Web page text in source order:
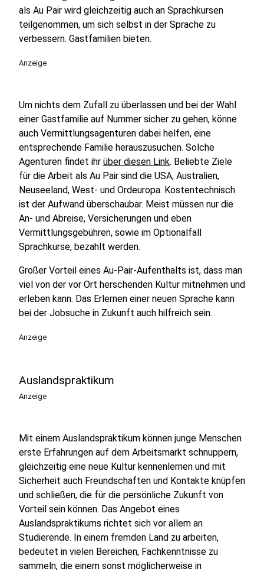
als Au Pair wird gleichzeitig auch an Sprachkursen
teilgenommen, um sich selbst in der Sprache zu
verbessern. Gastfamilien bieten.
Anzeige
Um nichts dem Zufall zu überlassen und bei der Wahl
einer Gastfamilie auf Nummer sicher zu gehen, könne
auch Vermittlungsagenturen dabei helfen, eine
entsprechende Familie herauszusuchen. Solche
Agenturen findet ihr über diesen Link. Beliebte Ziele
für die Arbeit als Au Pair sind die USA, Australien,
Neuseeland, West- und Ordeuropa. Kostentechnisch
ist der Aufwand überschaubar. Meist müssen nur die
An- und Abreise, Versicherungen und eben
Vermittlungsgebühren, sowie im Optionalfall
Sprachkurse, bezahlt werden.
Großer Vorteil eines Au-Pair-Aufenthalts ist, dass man
viel von der vor Ort herschenden Kultur mitnehmen und
erleben kann. Das Erlernen einer neuen Sprache kann
bei der Jobsuche in Zukunft auch hilfreich sein.
Anzeige
Auslandspraktikum
Anzeige
Mit einem Auslandspraktikum können junge Menschen
erste Erfahrungen auf dem Arbeitsmarkt schnuppern,
gleichzeitig eine neue Kultur kennenlernen und mit
Sicherheit auch Freundschaften und Kontakte knüpfen
und schließen, die für die persönliche Zukunft von
Vorteil sein können. Das Angebot eines
Auslandspraktikums richtet sich vor allem an
Studierende. In einem fremden Land zu arbeiten,
bedeutet in vielen Bereichen, Fachkenntnisse zu
sammeln, die einem sonst möglicherweise in